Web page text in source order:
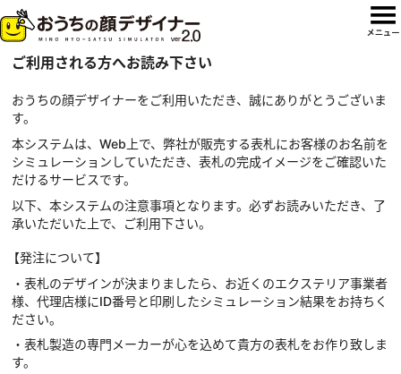
ご利用される方へお読み下さい
おうちの顔デザイナーをご利用いただき、誠にありがとうございま
す。
本システムは、Web上で、弊社が販売する表札にお客様のお名前を
シミュレーションしていただき、表札の完成イメージをご確認いた
だけるサービスです。
以下、本システムの注意事項となります。必ずお読みいただき、了
承いただいた上で、ご利用下さい。
【発注について】
・表札のデザインが決まりましたら、お近くのエクステリア事業者
様、代理店様にID番号と印刷したシミュレーション結果をお持ちく
ださい。
・表札製造の専門メーカーが心を込めて貴方の表札をお作り致しま
す。